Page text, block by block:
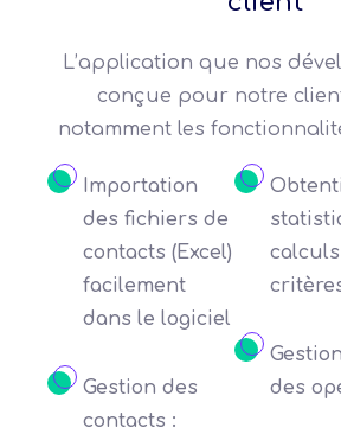
L’application que nos
conçue pour notre
notamment les
Importation
des fichiers de
contacts (Excel)
facilement
dans le logiciel
Gestion des
contacts :
des